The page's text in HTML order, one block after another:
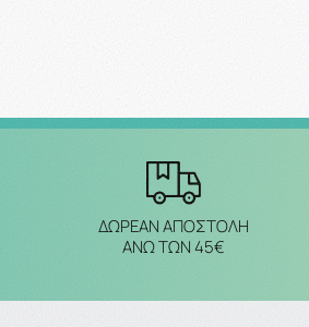
ΔΩΡΕΑΝ ΑΠΟΣΤΟΛΗ
ΑΝΩ ΤΩΝ 45€